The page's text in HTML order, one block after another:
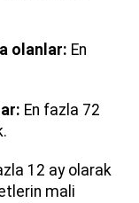
olanlar: En
En fazla 72
12 ay olarak
mali